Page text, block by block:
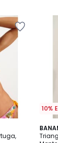
10%